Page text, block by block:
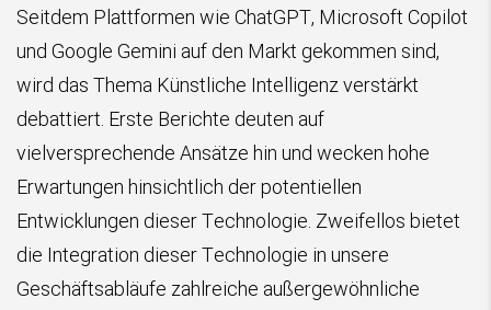
Seitdem Plattformen wie ChatGPT, Microsoft Copilot
und Google Gemini auf den Markt gekommen sind,
wird das Thema Künstliche Intelligenz verstärkt
debattiert. Erste Berichte deuten auf
vielversprechende Ansätze hin und wecken hohe
Erwartungen hinsichtlich der potentiellen
Entwicklungen dieser Technologie. Zweifellos bietet
die Integration dieser Technologie in unsere
Geschäftsabläufe zahlreiche außergewöhnliche